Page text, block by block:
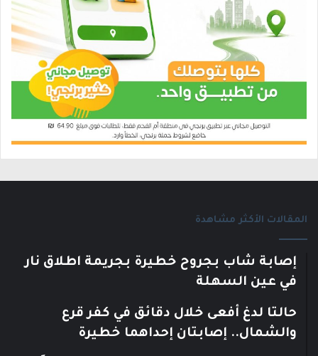
المقالات الأكثر مشاهدة
إصابة شاب بجروح خطيرة بجريمة اطلاق نار
في عين السهلة
حالتا لدغ أفعى خلال دقائق في كفر قرع
والشمال.. إصابتان إحداهما خطيرة